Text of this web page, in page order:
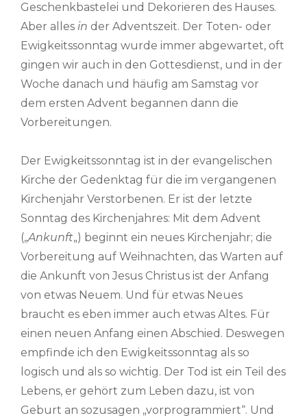
Geschenkbastelei und Dekorieren des Hauses.
Aber alles in der Adventszeit. Der Toten- oder
Ewigkeitssonntag wurde immer abgewartet, oft
gingen wir auch in den Gottesdienst, und in der
Woche danach und häufig am Samstag vor
dem ersten Advent begannen dann die
Vorbereitungen.
Der Ewigkeitssonntag ist in der evangelischen
Kirche der Gedenktag für die im vergangenen
Kirchenjahr Verstorbenen. Er ist der letzte
Sonntag des Kirchenjahres: Mit dem Advent
(„Ankunft„) beginnt ein neues Kirchenjahr; die
Vorbereitung auf Weihnachten, das Warten auf
die Ankunft von Jesus Christus ist der Anfang
von etwas Neuem. Und für etwas Neues
braucht es eben immer auch etwas Altes. Für
einen neuen Anfang einen Abschied. Deswegen
empfinde ich den Ewigkeitssonntag als so
logisch und als so wichtig. Der Tod ist ein Teil des
Lebens, er gehört zum Leben dazu, ist von
Geburt an sozusagen „vorprogrammiert“. Und